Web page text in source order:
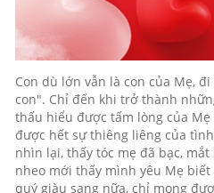
Con dù lớn vẫn là con của Mẹ,
con". Chỉ đến khi trở thành
thấu hiểu được tấm lòng của
được hết sự thiêng liêng của
nhìn lại, thấy tóc mẹ đã bạc,
nheo mới thấy mình yêu Mẹ
quý giàu sang nữa, chỉ mong